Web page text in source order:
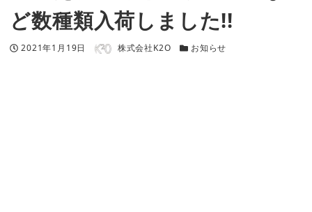
ど数種類入荷しました!!
投稿日
2021年1月19日 著者 株式会社K2O カテゴリー
お知らせ